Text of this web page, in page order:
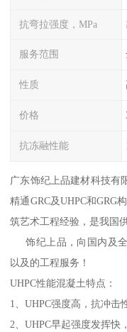
抗弯拉强度，MPa
服务范围
性质
价格
抗冻融性能
广东饰纪上品建材科技有
精通GRC及UHPC和GRG
筑艺术工程经验，是我国
饰纪上品，向国内及全
以及的工程服务！
UHPC性能混凝土特点：
1、UHPC强度高，抗冲击
2、UHPC早起强度发挥快